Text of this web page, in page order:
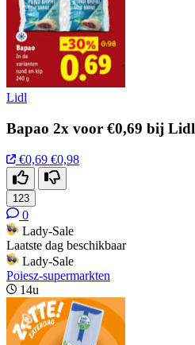
Lidl
Bapao 2x voor €0,69 bij Lidl
€0,69 €0,98
123
0
Lady-Sale
Laatste dag beschikbaar
Lady-Sale
Poiesz-supermarkten
14u